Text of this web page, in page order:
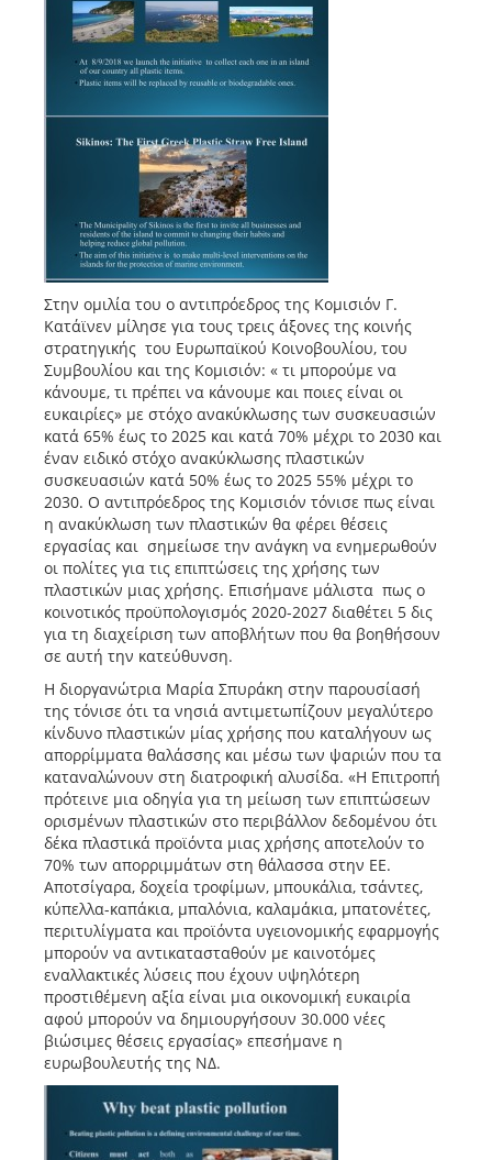
Στην ομιλία του ο αντιπρόεδρος της Κομισιόν Γ.
Κατάϊνεν μίλησε για τους τρεις άξονες της κοινής
στρατηγικής του Ευρωπαϊκού Κοινοβουλίου, του
Συμβουλίου και της Κομισιόν: « τι μπορούμε να
κάνουμε, τι πρέπει να κάνουμε και ποιες είναι οι
ευκαιρίες» με στόχο ανακύκλωσης των συσκευασιών
κατά 65% έως το 2025 και κατά 70% μέχρι το 2030 και
έναν ειδικό στόχο ανακύκλωσης πλαστικών
συσκευασιών κατά 50% έως το 2025 55% μέχρι το
2030. Ο αντιπρόεδρος της Κομισιόν τόνισε πως είναι
η ανακύκλωση των πλαστικών θα φέρει θέσεις
εργασίας και σημείωσε την ανάγκη να ενημερωθούν
οι πολίτες για τις επιπτώσεις της χρήσης των
πλαστικών μιας χρήσης. Επισήμανε μάλιστα πως ο
κοινοτικός προϋπολογισμός 2020-2027 διαθέτει 5 δις
για τη διαχείριση των αποβλήτων που θα βοηθήσουν
σε αυτή την κατεύθυνση.
Η διοργανώτρια Μαρία Σπυράκη στην παρουσίασή
της τόνισε ότι τα νησιά αντιμετωπίζουν μεγαλύτερο
κίνδυνο πλαστικών μίας χρήσης που καταλήγουν ως
απορρίμματα θαλάσσης και μέσω των ψαριών που τα
καταναλώνουν στη διατροφική αλυσίδα. «Η Επιτροπή
πρότεινε μια οδηγία για τη μείωση των επιπτώσεων
ορισμένων πλαστικών στο περιβάλλον δεδομένου ότι
δέκα πλαστικά προϊόντα μιας χρήσης αποτελούν το
70% των απορριμμάτων στη θάλασσα στην ΕΕ.
Αποτσίγαρα, δοχεία τροφίμων, μπουκάλια, τσάντες,
κύπελλα-καπάκια, μπαλόνια, καλαμάκια, μπατονέτες,
περιτυλίγματα και προϊόντα υγειονομικής εφαρμογής
μπορούν να αντικατασταθούν με καινοτόμες
εναλλακτικές λύσεις που έχουν υψηλότερη
προστιθέμενη αξία είναι μια οικονομική ευκαιρία
αφού μπορούν να δημιουργήσουν 30.000 νέες
βιώσιμες θέσεις εργασίας» επεσήμανε η
ευρωβουλευτής της ΝΔ.